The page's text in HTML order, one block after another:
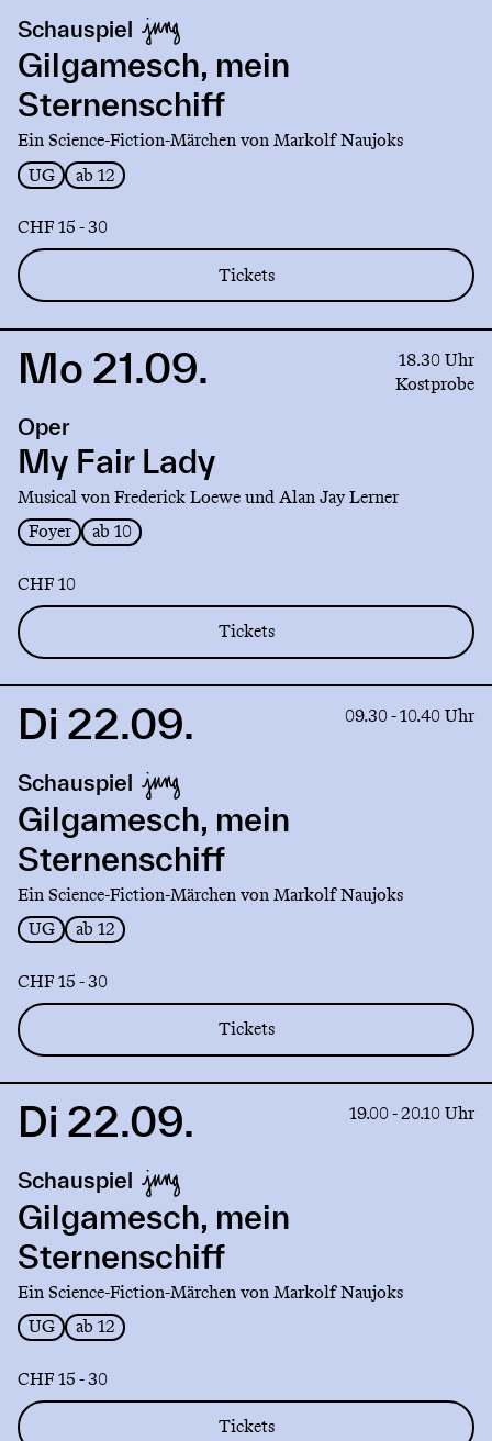
Gilgamesch,
mein
Sternenschiff
Schauspiel
Gilgamesch, mein
Sternenschiff
Ein Science-Fiction-Märchen von Markolf Naujoks
UG
ab 12
CHF 15 - 30
Tickets
Link
My
Fair
Lady
Mo 21.09.
18.30 Uhr
Kostprobe
Oper
My Fair Lady
Musical von Frederick Loewe und Alan Jay Lerner
Foyer
ab 10
CHF 10
Tickets
Link
Gilgamesch,
mein
Sternenschiff
Di 22.09. 09.30 - 10.40 Uhr
Schauspiel
Gilgamesch, mein
Sternenschiff
Ein Science-Fiction-Märchen von Markolf Naujoks
UG
ab 12
CHF 15 - 30
Tickets
Link
Gilgamesch,
mein
Sternenschiff
Di 22.09. 19.00 - 20.10 Uhr
Schauspiel
Gilgamesch, mein
Sternenschiff
Ein Science-Fiction-Märchen von Markolf Naujoks
UG
ab 12
CHF 15 - 30
Tickets